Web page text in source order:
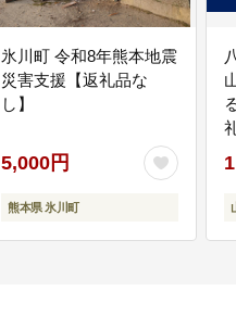
氷川町 令和8年熊本地震
災害支援【返礼品な
し】
5,000円
熊本県 氷川町